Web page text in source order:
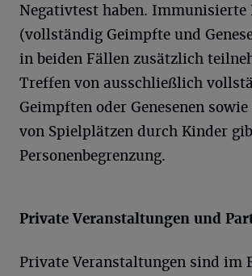
Negativtest haben. Immunisierte
(vollständig Geimpfte und
in beiden Fällen zusätzlich
Treffen von ausschließlich
Geimpften oder Genesenen
von Spielplätzen durch Kinder
Personenbegrenzung.
Private Veranstaltungen und
Private Veranstaltungen sind im